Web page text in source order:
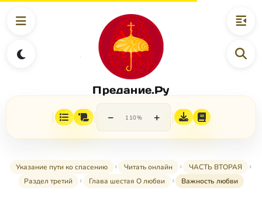
Предание.Ру
− 110% +
Указание пути ко спасению Читать онлайн
ЧАСТЬ ВТОРАЯ
Раздел третий
Глава шестая О любви Важность любви